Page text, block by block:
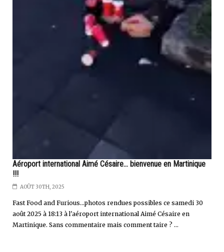
Aéroport international Aimé Césaire... bienvenue en Martinique
!!!
AOÛT 30TH, 2025
Fast Food and Furious...photos rendues possibles ce samedi 30
août 2025 à 18:13 à l'aéroport international Aimé Césaire en
Martinique. Sans commentaire mais comment taire ? ...